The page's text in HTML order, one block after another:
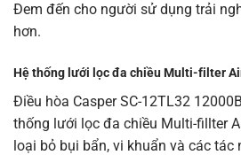
Đem đến cho người sử dụng trải
hơn.
Hệ thống lưới lọc đa chiều Multi-filter
Điều hòa Casper SC-12TL32
thống lưới lọc đa chiều Multi-fillter
loại bỏ bụi bẩn, vi khuẩn và các tác